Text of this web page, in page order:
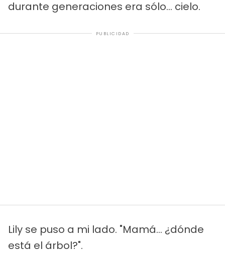
durante generaciones era sólo... cielo.
PUBLICIDAD
Lily se puso a mi lado. "Mamá... ¿dónde
está el árbol?".